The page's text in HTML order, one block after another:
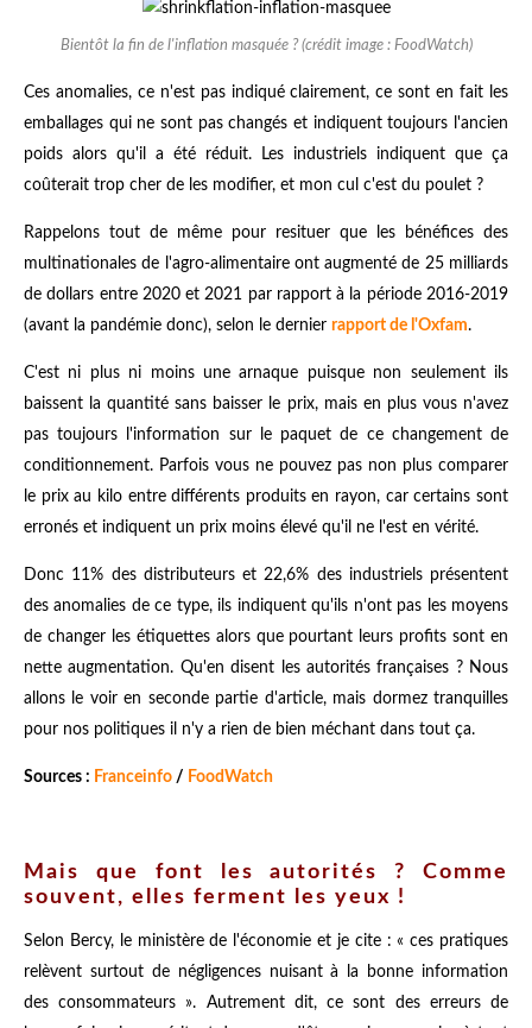
Bientôt la fin de l'inflation masquée ? (crédit image : FoodWatch)
Ces anomalies, ce n'est pas indiqué clairement, ce sont en fait les
emballages qui ne sont pas changés et indiquent toujours l'ancien
poids alors qu'il a été réduit. Les industriels indiquent que ça
coûterait trop cher de les modifier, et mon cul c'est du poulet ?
Rappelons tout de même pour resituer que les bénéfices des
multinationales de l'agro-alimentaireont augmenté de 25 milliards
de dollars entre 2020 et 2021 par rapport à la période 2016-2019
(avant la pandémie donc), selon le dernier rapport de l'Oxfam.
C'est ni plus ni moins une arnaque puisque non seulement ils
baissent la quantité sans baisser le prix, mais en plus vous n'avez
pas toujours l'information sur le paquet de ce changement de
conditionnement. Parfois vous ne pouvez pas non plus comparer
le prix au kilo entre différents produits en rayon, car certains sont
erronés et indiquent un prix moins élevé qu'il ne l'est en vérité.
Donc 11% des distributeurs et 22,6% des industriels présentent
des anomalies de ce type, ils indiquent qu'ils n'ont pas les moyens
de changer les étiquettes alors que pourtant leurs profits sont en
nette augmentation. Qu'en disent les autorités françaises ? Nous
allons le voir en seconde partie d'article, mais dormez tranquilles
pour nos politiques il n'y a rien de bien méchant dans tout ça.
Sources : Franceinfo / FoodWatch
Mais que font les autorités ? Comme
souvent, elles ferment les yeux !
Selon Bercy, le ministère de l'économie et je cite : « ces pratiques
relèvent surtout de négligences nuisant à la bonne information
des consommateurs ». Autrement dit, ce sont des erreurs de